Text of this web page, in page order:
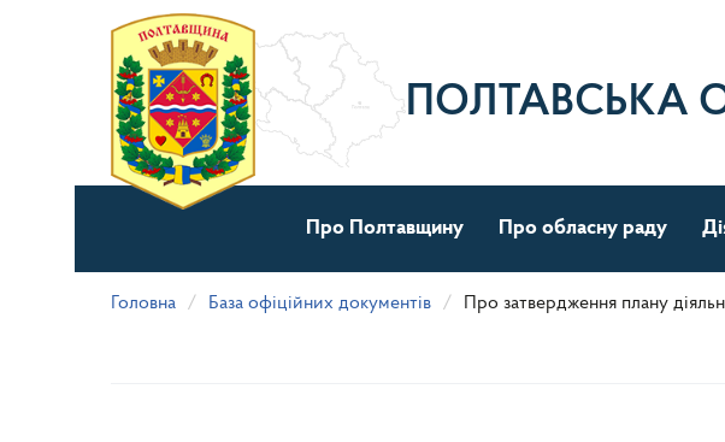
матеріалу
ПОЛТАВСЬКА
Про Полтавщину Про обласну раду
Головна База офіційних документів Про затвердження плану